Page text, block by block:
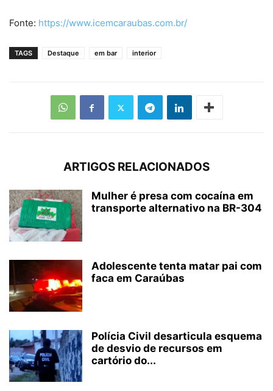
Fonte: https://www.icemcaraubas.com.br/
TAGS Destaque em bar interior
ARTIGOS RELACIONADOS
Mulher é presa com cocaína em
transporte alternativo na BR-304
Adolescente tenta matar pai com
faca em Caraúbas
Polícia Civil desarticula esquema
de desvio de recursos em
cartório do...